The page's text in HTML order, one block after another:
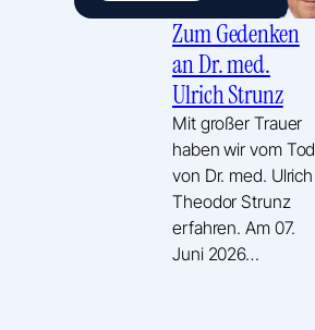
Zum Gedenken
an Dr. med.
Ulrich Strunz
Mit großer Trauer
haben wir vom Tod
von Dr. med. Ulrich
Theodor Strunz
erfahren. Am 07.
Juni 2026…